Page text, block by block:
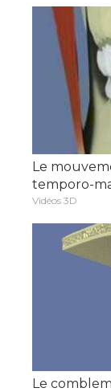
Le
temporo-
Vidéos 3D
Le